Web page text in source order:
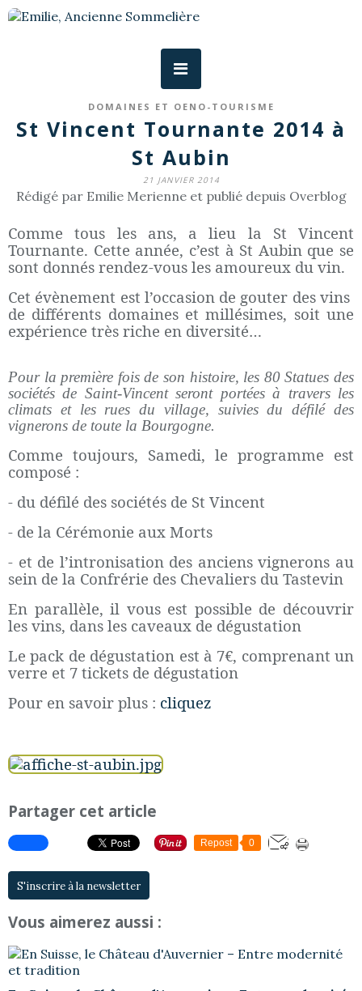
DOMAINES ET OENO-TOURISME
St Vincent Tournante 2014 à
St Aubin
21 JANVIER 2014
Rédigé par Emilie Merienne et publié depuis Overblog
Comme tous les ans, a lieu la St Vincent
Tournante. Cette année, c’est à St Aubin que se
sont donnés rendez-vous les amoureux du vin.
Cet évènement est l’occasion de gouter des vins
de différents domaines et millésimes, soit une
expérience très riche en diversité…
Pour la première fois de son histoire, les 80 Statues des
sociétés de Saint-Vincent seront portées à travers les
climats et les rues du village, suivies du défilé des
vignerons de toute la Bourgogne.
Comme toujours, Samedi, le programme est
composé :
- du défilé des sociétés de St Vincent
- de la Cérémonie aux Morts
- et de l’intronisation des anciens vignerons au
sein de la Confrérie des Chevaliers du Tastevin
En parallèle, il vous est possible de découvrir
les vins, dans les caveaux de dégustation
Le pack de dégustation est à 7€, comprenant un
verre et 7 tickets de dégustation
Pour en savoir plus : cliquez
Partager cet article
Repost 0
S'inscrire à la newsletter
Vous aimerez aussi :